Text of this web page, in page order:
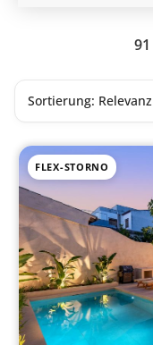
91
FLEX-STORNO